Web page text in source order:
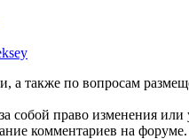
а также по вопросам
собой право изменения
комментариев на форуме.